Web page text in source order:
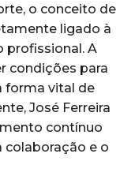
o conceito de
ligado à
profissional. A
condições para
forma vital de
José Ferreira
contínuo
colaboração e o